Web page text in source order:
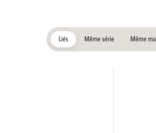
Liés Même série Même